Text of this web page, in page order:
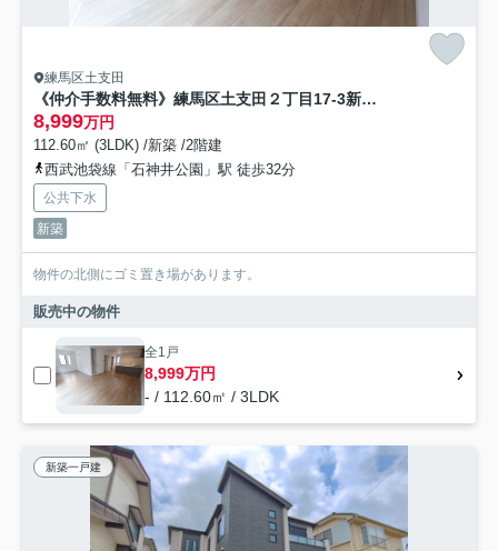
練馬区土支田
《仲介手数料無料》練馬区土支田２丁目17-3新築一戸建てKEIAI GRACE
8,999万円
112.60㎡ (3LDK) /新築 /2階建
西武池袋線「石神井公園」駅 徒歩32分
公共下水
新築
物件の北側にゴミ置き場があります。
販売中の物件
全1戸
8,999万円
- / 112.60㎡ / 3LDK
新築一戸建